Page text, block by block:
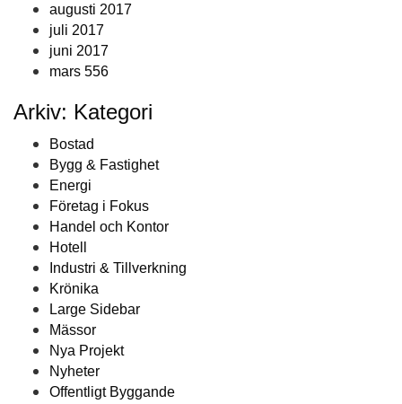
augusti 2017
juli 2017
juni 2017
mars 556
Arkiv: Kategori
Bostad
Bygg & Fastighet
Energi
Företag i Fokus
Handel och Kontor
Hotell
Industri & Tillverkning
Krönika
Large Sidebar
Mässor
Nya Projekt
Nyheter
Offentligt Byggande